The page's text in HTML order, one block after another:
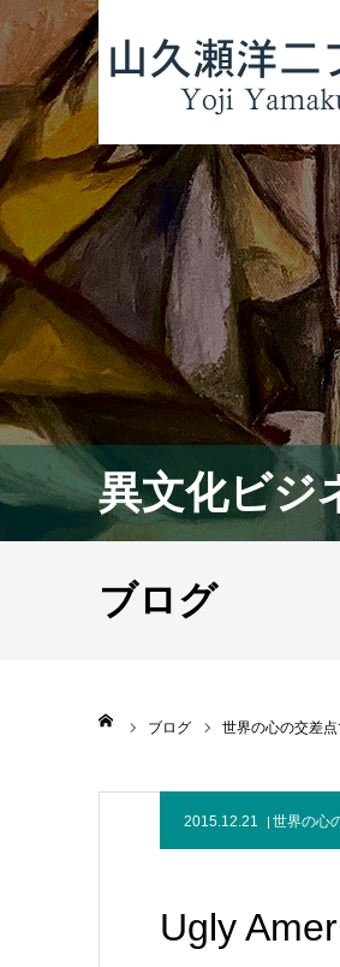
異文化ビジ
ブログ
ブログ 世界の心の交差
2015.12.21 世界の心
Ugly